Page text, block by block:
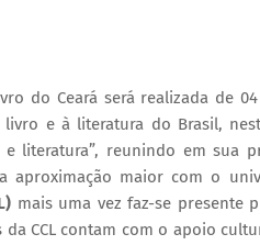
do Ceará será realizada de
e à literatura do Brasil,
e literatura”, reunindo em sua
aproximação maior com o
mais uma vez faz-se presente
da CCL contam com o apoio